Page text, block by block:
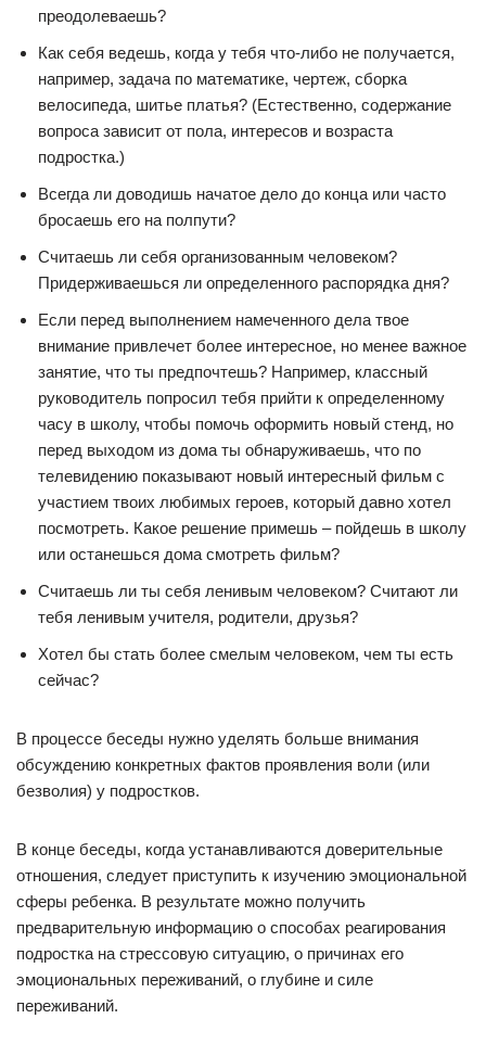
преодолеваешь?
Как себя ведешь, когда у тебя что-либо не получается,
например, задача по математике, чертеж, сборка
велосипеда, шитье платья? (Естественно, содержание
вопроса зависит от пола, интересов и возраста
подростка.)
Всегда ли доводишь начатое дело до конца или часто
бросаешь его на полпути?
Считаешь ли себя организованным человеком?
Придерживаешься ли определенного распорядка дня?
Если перед выполнением намеченного дела твое
внимание привлечет более интересное, но менее важное
занятие, что ты предпочтешь? Например, классный
руководитель попросил тебя прийти к определенному
часу в школу, чтобы помочь оформить новый стенд, но
перед выходом из дома ты обнаруживаешь, что по
телевидению показывают новый интересный фильм с
участием твоих любимых героев, который давно хотел
посмотреть. Какое решение примешь – пойдешь в школу
или останешься дома смотреть фильм?
Считаешь ли ты себя ленивым человеком? Считают ли
тебя ленивым учителя, родители, друзья?
Хотел бы стать более смелым человеком, чем ты есть
сейчас?
В процессе беседы нужно уделять больше внимания
обсуждению конкретных фактов проявления воли (или
безволия) у подростков.
В конце беседы, когда устанавливаются доверительные
отношения, следует приступить к изучению эмоциональной
сферы ребенка. В результате можно получить
предварительную информацию о способах реагирования
подростка на стрессовую ситуацию, о причинах его
эмоциональных переживаний, о глубине и силе
переживаний.